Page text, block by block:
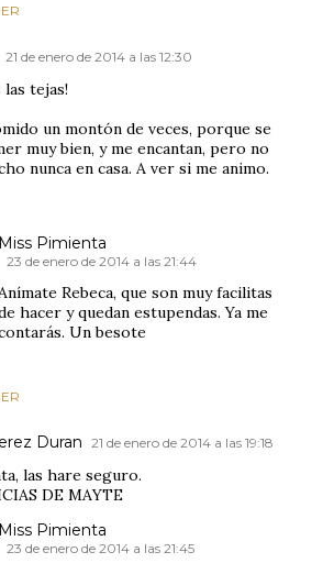
21 de enero de 2014 a las 12:30
las tejas!
un montón de veces, porque se
muy bien, y me encantan, pero no
nunca en casa. A ver si me animo.
Miss Pimienta
23 de enero de 2014 a las 21:44
Anímate Rebeca, que son muy facilitas
hacer y quedan estupendas. Ya me
Un besote
Duran 21 de enero de 2014 a las 19:18
las hare seguro.
DE MAYTE
Miss Pimienta
23 de enero de 2014 a las 21:45